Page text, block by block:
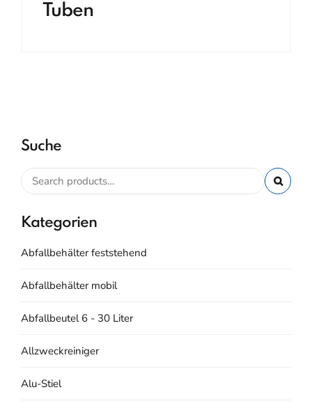
Tuben
Suche
Kategorien
Abfallbehälter feststehend
Abfallbehälter mobil
Abfallbeutel 6 - 30 Liter
Allzweckreiniger
Alu-Stiel